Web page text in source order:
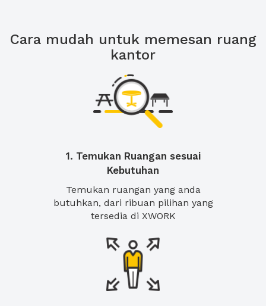
Cara mudah untuk memesan ruang
kantor
1. Temukan Ruangan sesuai
Kebutuhan
Temukan ruangan yang anda
butuhkan, dari ribuan pilihan yang
tersedia di XWORK